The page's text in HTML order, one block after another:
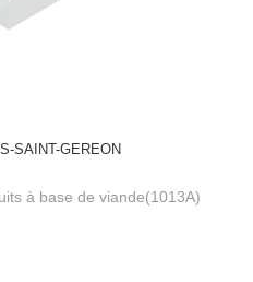
SAINT-GEREON
à base de viande(1013A)